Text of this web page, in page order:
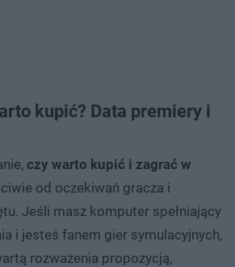
kupić? Data premiery i
czy warto kupić i zagrać w
od oczekiwań gracza i
Jeśli masz komputer spełniający
i jesteś fanem gier symulacyjnych,
rozważenia propozycją,